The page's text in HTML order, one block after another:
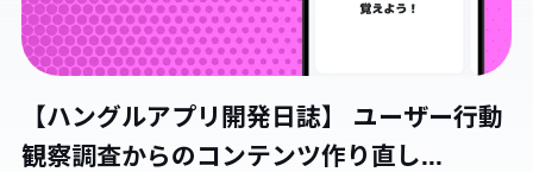
【ハングルアプリ開発日誌】 ユーザー行動
観察調査からのコンテンツ作り直し...